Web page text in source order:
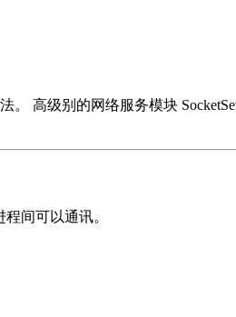
。 高级别的网络服务模块
间可以通讯。